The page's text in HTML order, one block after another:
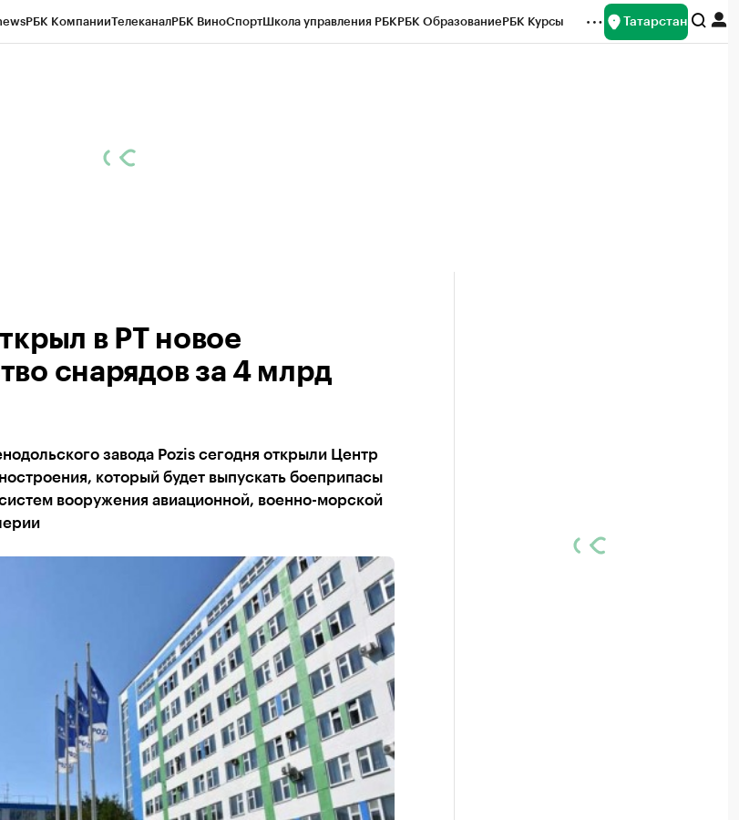
РБК КомпанииТелеканалРБК ВиноСпортШкола управления РБКРБК ОбразованиеРБК Курсы Татарстан
в РТ новое
снарядов за 4 млрд
завода Pozis сегодня открыли Центр
который будет выпускать боеприпасы
вооружения авиационной, военно-морской